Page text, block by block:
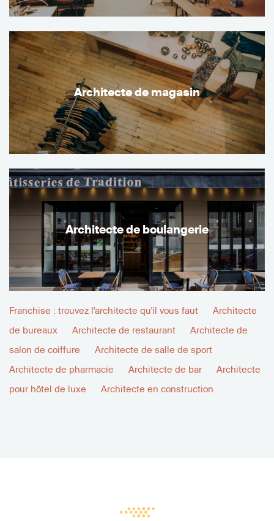
Architecte de magasin
Architecte de boulangerie
Franchise : trouvez l'architecte qu'il vous faut
Architecte
de bureaux
Architecte de restaurant
Architecte de
salon de coiffure
Architecte de salle de sport
Architecte de pharmacie
Architecte de bar
Architecte
pour hôtel de luxe
Architecte en construction